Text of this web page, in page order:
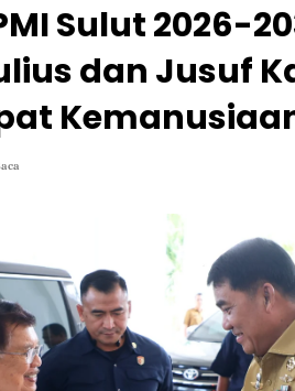
Sulut 2026-
dan Jusuf